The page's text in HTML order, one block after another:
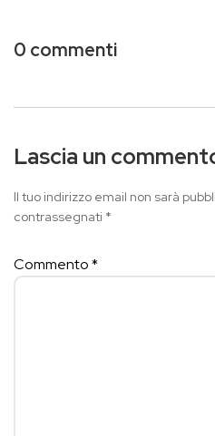
0 commenti
Lascia un
Il tuo indirizzo email non sarà
contrassegnati *
Commento*